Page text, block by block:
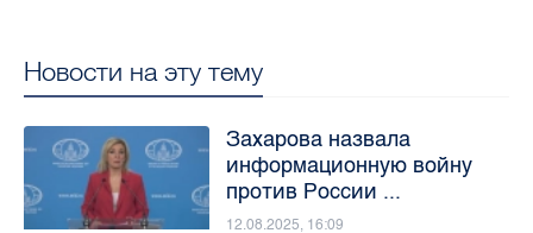
Новости на эту тему
Захарова назвала
информационную войну
против России ...
12.08.2025, 16:09